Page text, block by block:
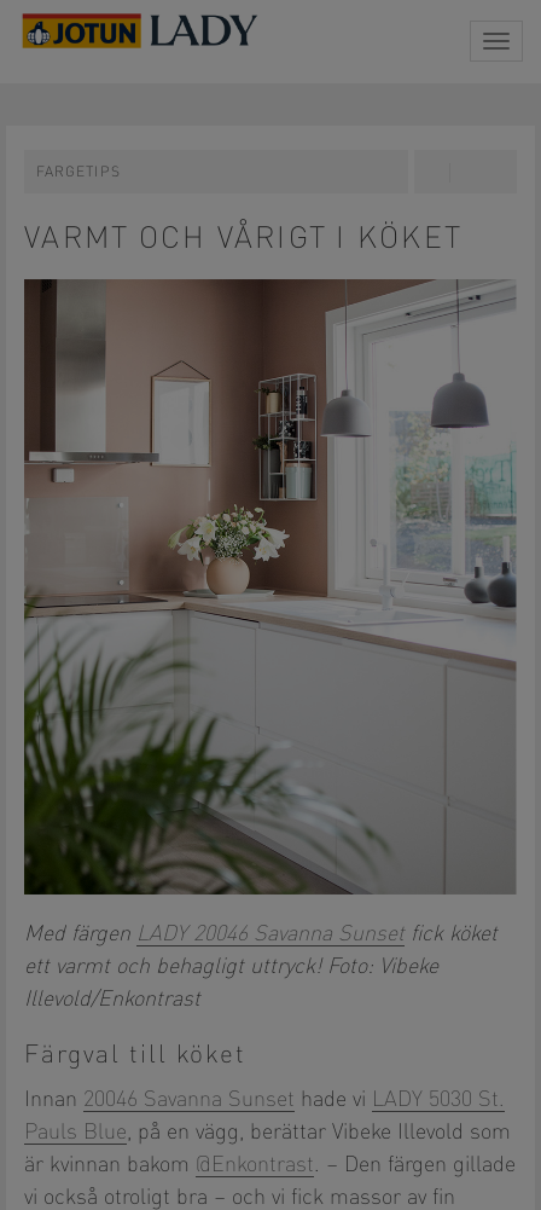
FARGETIPS
Facebook
VARMT OCH VÅRIGT I KÖKET
Med färgen LADY 20046 Savanna Sunsetfick köket
ett varmt och behagligt uttryck! Foto: Vibeke
Illevold/Enkontrast
Färgval till köket
Innan 20046 Savanna Sunset hade vi LADY 5030 St.
Pauls Blue, på en vägg, berättar Vibeke Illevold som
är kvinnan bakom @Enkontrast. – Den färgen gillade
vi också otroligt bra – och vi fick massor av fin